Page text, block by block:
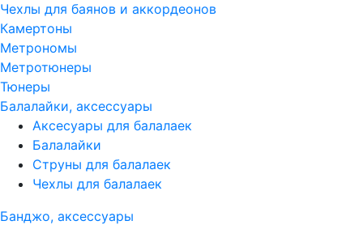
Чехлы для баянов и аккордеонов
Камертоны
Метрономы
Метротюнеры
Тюнеры
Балалайки, аксессуары
Аксесуары для балалаек
Балалайки
Струны для балалаек
Чехлы для балалаек
Банджо, аксессуары